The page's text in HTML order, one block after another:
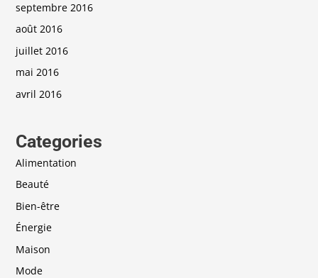
septembre 2016
août 2016
juillet 2016
mai 2016
avril 2016
Categories
Alimentation
Beauté
Bien-être
Énergie
Maison
Mode